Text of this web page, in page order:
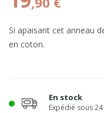
Si apaisant cet anneau
en coton.
En stock
Expédié sous